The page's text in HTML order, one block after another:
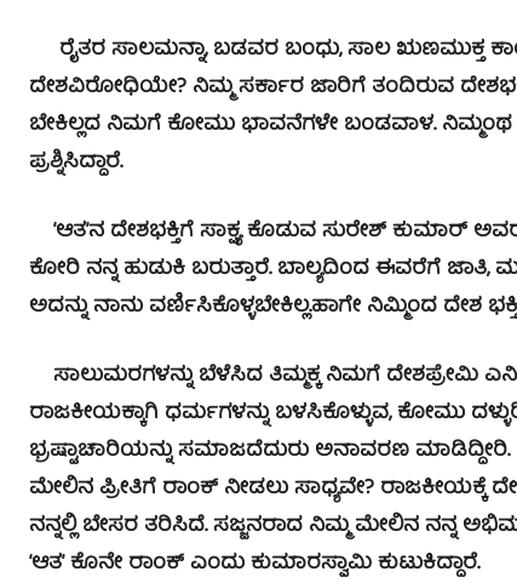
ರೈತರ ಸಾಲಮನ್ನಾ, ಬಡವರ ಬಂಧು, ಸಾಲ ಋಣಮುಕ್ತ
ದೇಶವಿರೋಧಿಯೇ? ನಿಮ್ಮ ಸರ್ಕಾರ ಜಾರಿಗೆ ತಂದಿರುವ
ಬೇಕಿಲ್ಲದ ನಿಮಗೆ ಕೋಮು ಭಾವನೆಗಳೇ ಬಂಡವಾಳ. ನಿಮ್ಮಂಥ
ಪ್ರಶ್ನಿಸಿದ್ದಾರೆ.
‘ಆತ’ನ ದೇಶಭಕ್ತಿಗೆ ಸಾಕ್ಷ್ಯ ಕೊಡುವ ಸುರೇಶ್ ಕುಮಾರ್
ಕೋರಿ ನನ್ನ ಹುಡುಕಿ ಬರುತ್ತಾರೆ. ಬಾಲ್ಯದಿಂದ ಈವರೆಗೆ
ಅದನ್ನು ನಾನು ವರ್ಣಿಸಿಕೊಳ್ಳಬೇಕಿಲ್ಲ.ಹಾಗೇ ನಿಮ್ಮಿಂದ ದೇಶ
ಸಾಲುಮರಗಳನ್ನು ಬೆಳೆಸಿದ ತಿಮ್ಮಕ್ಕ ನಿಮಗೆ ದೇಶಪ್ರೇಮಿ
ರಾಜಕೀಯಕ್ಕಾಗಿ ಧರ್ಮಗಳನ್ನು ಬಳಸಿಕೊಳ್ಳುವ, ಕೋಮು
ಭ್ರಷ್ಟಾಚಾರಿಯನ್ನು ಸಮಾಜದೆದುರು ಅನಾವರಣ
ಮೇಲಿನ ಪ್ರೀತಿಗೆ ರಾಂಕ್ ನೀಡಲು ಸಾಧ್ಯವೇ? ರಾಜಕೀಯಕ್ಕೆ
ನನ್ನಲ್ಲಿ ಬೇಸರ ತರಿಸಿದೆ. ಸಜ್ಜನರಾದ ನಿಮ್ಮ ಮೇಲಿನ ನನ್ನ
‘ಆತ’ ಕೊನೇ ರಾಂಕ್ ಎಂದು ಕುಮಾರಸ್ವಾಮಿ ಕುಟುಕಿದ್ದಾರೆ.